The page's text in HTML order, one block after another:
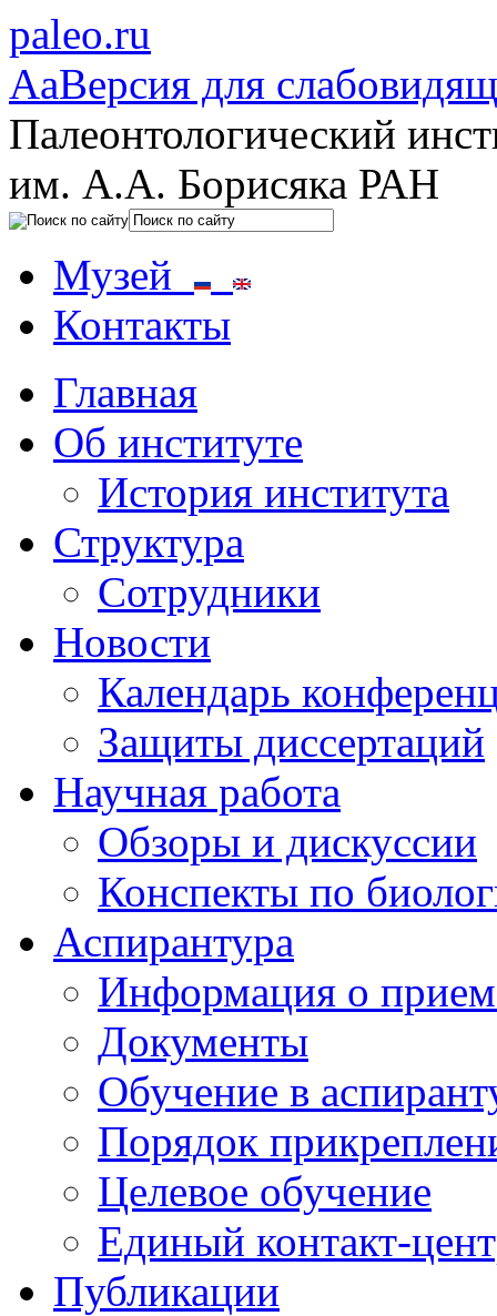
paleo.ru
AaВерсия для
Палеонтологический
им. А.А. Борисяка РАН
Музей
Контакты
Главная
Об институте
История института
Структура
Сотрудники
Новости
Календарь
Защиты диссертаций
Научная работа
Обзоры и дискуссии
Конспекты по
Аспирантура
Информация о
Документы
Обучение в
Порядок
Целевое обучение
Единый контакт-
Публикации